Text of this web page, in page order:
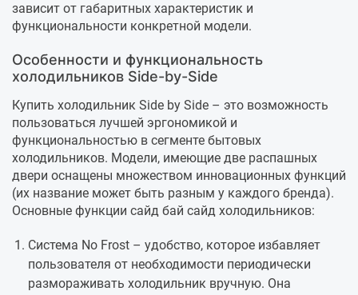
зависит от габаритных характеристик и
функциональности конкретной модели.
Особенности и функциональность
холодильников Side-by-Side
Купить холодильник Side by Side – это возможность
пользоваться лучшей эргономикой и
функциональностью в сегменте бытовых
холодильников. Модели, имеющие две распашных
двери оснащены множеством инновационных функций
(их название может быть разным у каждого бренда).
Основные функции сайд бай сайд холодильников:
Система No Frost – удобство, которое избавляет
пользователя от необходимости периодически
размораживать холодильник вручную. Она